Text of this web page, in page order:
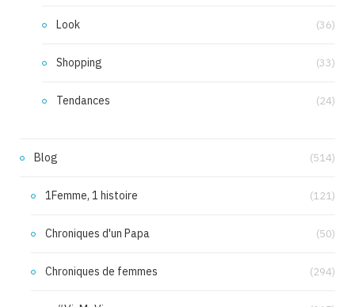
Look (36)
Shopping (33)
Tendances (24)
Blog (514)
1Femme, 1 histoire (121)
Chroniques d'un Papa (50)
Chroniques de femmes (294)